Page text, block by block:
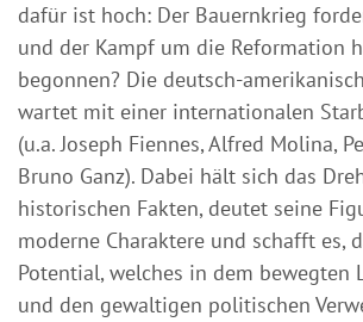
dafür ist hoch: Der Bauernkrieg
und der Kampf um die Reformation
begonnen? Die deutsch-
wartet mit einer internationalen
(u.a. Joseph Fiennes, Alfred Molina,
Bruno Ganz). Dabei hält sich das
historischen Fakten, deutet seine
moderne Charaktere und schafft es,
Potential, welches in dem bewegten
und den gewaltigen politischen